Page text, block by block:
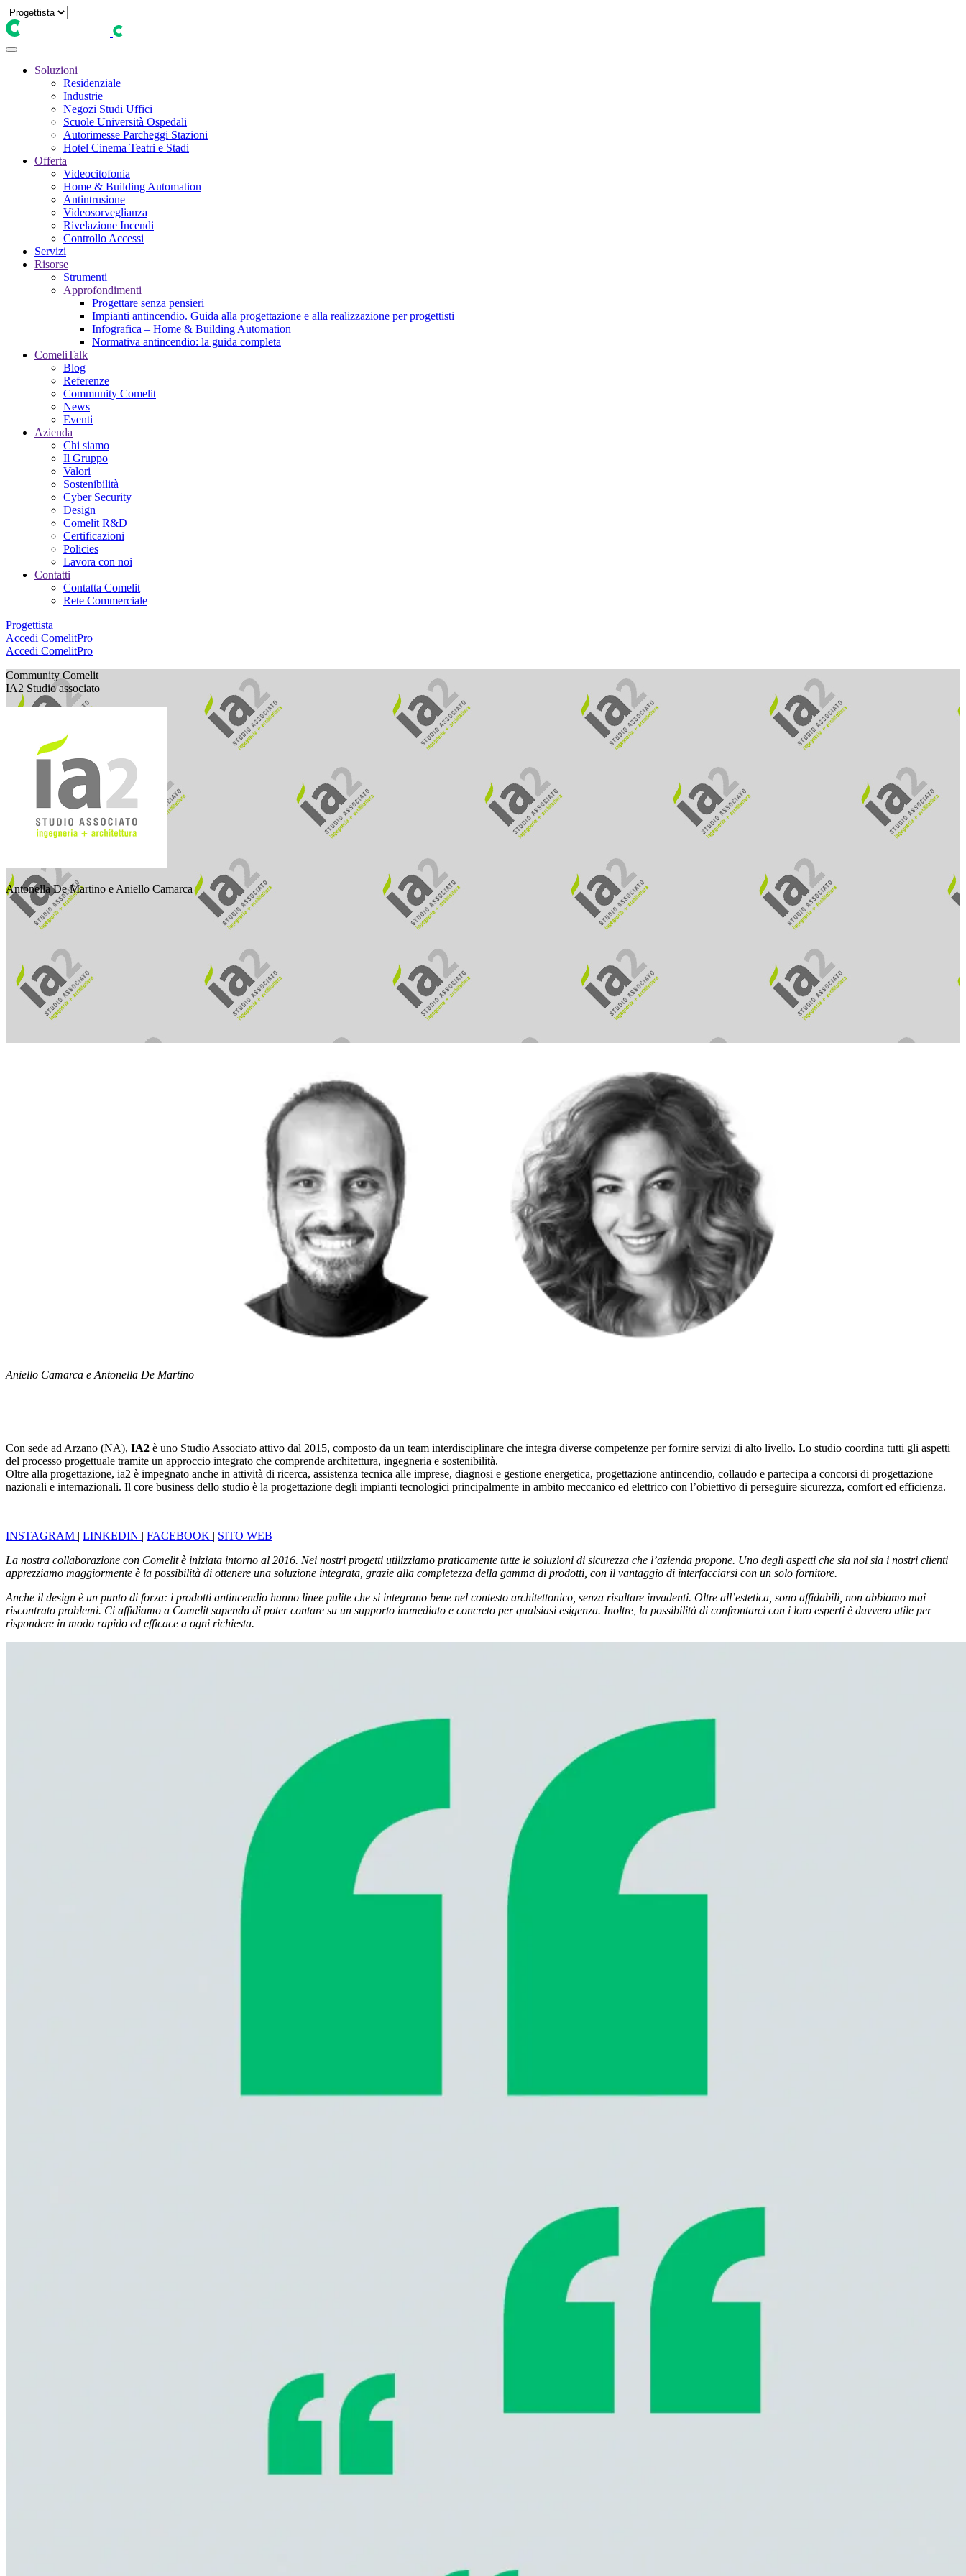
Soluzioni
Residenziale
Industrie
Negozi Studi Uffici
Scuole Università Ospedali
Autorimesse Parcheggi Stazioni
Hotel Cinema Teatri e Stadi
Offerta
Videocitofonia
Home & Building Automation
Antintrusione
Videosorveglianza
Rivelazione Incendi
Controllo Accessi
Servizi
Risorse
Strumenti
Approfondimenti
Progettare senza pensieri
Impianti antincendio. Guida alla progettazione e alla realizzazione per progettisti
Infografica – Home & Building Automation
Normativa antincendio: la guida completa
ComeliTalk
Blog
Referenze
Community Comelit
News
Eventi
Azienda
Chi siamo
Il Gruppo
Valori
Sostenibilità
Cyber Security
Design
Comelit R&D
Certificazioni
Policies
Lavora con noi
Contatti
Contatta Comelit
Rete Commerciale
Progettista
Accedi ComelitPro
Accedi ComelitPro
Community Comelit
IA2 Studio associato
Antonella De Martino e Aniello Camarca
Aniello Camarca e Antonella De Martino
Con sede ad Arzano (NA), IA2 è uno Studio Associato attivo dal 2015, composto da un team interdisciplinare che integra diverse competenze per fornire servizi di alto livello. Lo studio coordina tutti gli aspetti
del processo progettuale tramite un approccio integrato che comprende architettura, ingegneria e sostenibilità.
Oltre alla progettazione, ia2 è impegnato anche in attività di ricerca, assistenza tecnica alle imprese, diagnosi e gestione energetica, progettazione antincendio, collaudo e partecipa a concorsi di progettazione
nazionali e internazionali. Il core business dello studio è la progettazione degli impianti tecnologici principalmente in ambito meccanico ed elettrico con l’obiettivo di perseguire sicurezza, comfort ed efficienza.
INSTAGRAM LINKEDIN FACEBOOK
SITO WEB
La nostra collaborazione con Comelit è iniziata intorno al 2016. Nei nostri progetti utilizziamo praticamente tutte le soluzioni di sicurezza che l’azienda propone. Uno degli aspetti che sia noi sia i nostri clienti
apprezziamo maggiormente è la possibilità di ottenere una soluzione integrata, grazie alla completezza della gamma di prodotti, con il vantaggio di interfacciarsi con un solo fornitore.
Anche il design è un punto di forza: i prodotti antincendio hanno linee pulite che si integrano bene nel contesto architettonico, senza risultare invadenti. Oltre all’estetica, sono affidabili, non abbiamo mai
riscontrato problemi. Ci affidiamo a Comelit sapendo di poter contare su un supporto immediato e concreto per qualsiasi esigenza. Inoltre, la possibilità di confrontarci con i loro esperti è davvero utile per
rispondere in modo rapido ed efficace a ogni richiesta.